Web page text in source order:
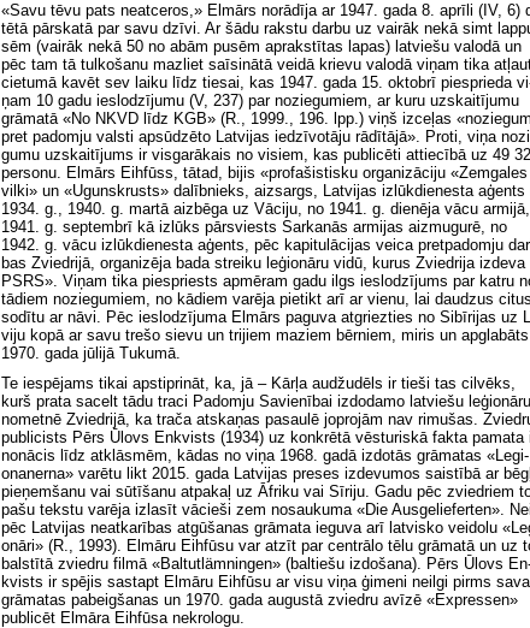
«Sa­vu tē­vu pats ne­at­ce­ros,» El­mārs no­rā­dī­ja ar 1947. ga­da 8. ap­rī­li (IV, 6)
tē­tā pār­ska­tā par sa­vu dzī­vi. Ar šā­du rak­stu dar­bu uz vai­rāk ne­kā simt
sēm (vai­rāk ne­kā 50 no abām pus­ēm ap­rak­stī­tas la­pas) lat­vie­šu va­lo­dā un
pēc tam tā tul­ko­ša­nu maz­liet sa­īsi­nā­tā vei­dā krie­vu va­lo­dā vi­ņam ti­ka
cie­tu­mā ka­vēt sev lai­ku līdz tie­sai, kas 1947. ga­da 15. ok­tob­rī pie­sprie­da
ņam 10 ga­du ie­slo­dzī­ju­mu (V, 237) par no­zie­gu­miem, ar ku­ru uz­skai­tī­ju­mu
grā­ma­tā «No NKVD līdz KGB» (R., 1999., 196. lpp.) viņš iz­ce­ļas
pret pa­dom­ju val­sti ap­sū­dzē­to Lat­vi­jas ie­dzī­vo­tā­ju rā­dī­tā­jā». Pro­ti, vi­ņa
gu­mu uz­skai­tī­jums ir vis­ga­rā­kais no vi­siem, kas pub­li­cē­ti at­tie­cī­bā uz 49
per­so­nu. El­mārs Eih­fūss, tā­tad, bi­jis «pro­fa­šis­tis­ku or­ga­ni­zā­ci­ju «Zem­ga­les
vil­ki» un «Uguns­krusts» da­līb­nieks, aiz­sargs, Lat­vi­jas iz­lūk­die­nes­ta aģents
1934. g., 1940. g. mar­tā aiz­bē­ga uz Vā­ci­ju, no 1941. g. die­nē­ja vā­cu ar­mi­jā,
1941. g. sep­tem­brī kā iz­lūks pār­sviests Sar­ka­nās ar­mi­jas aiz­mu­gu­rē, no
1942. g. vā­cu iz­lūk­die­nes­ta aģents, pēc ka­pi­tu­lā­ci­jas vei­ca pre­tpa­dom­ju
bas Zvied­ri­jā, or­ga­ni­zē­ja ba­da strei­ku le­ģi­onā­ru vi­dū, ku­rus Zvied­ri­ja iz­de­va
PSRS». Vi­ņam ti­ka pie­spriests ap­mē­ram ga­du ilgs ie­slo­dzī­jums par kat­ru
tā­diem no­zie­gu­miem, no kā­diem va­rē­ja pie­tikt arī ar vie­nu, lai dau­dzus ci­tus
so­dī­tu ar nā­vi. Pēc ie­slo­dzī­ju­ma El­mārs pa­gu­va at­griez­ties no Si­bī­ri­jas uz
vi­ju ko­pā ar sa­vu tre­šo sie­vu un tri­jiem ma­ziem bēr­niem, mi­ris un ap­gla­bāts
1970. ga­da jū­li­jā Tu­ku­mā.
Te ie­spē­jams ti­kai ap­stip­ri­nāt, ka, jā – Kār­ļa audžu­dēls ir tie­ši tas cil­vēks,
kurš pra­ta sa­celt tā­du tra­ci Pa­dom­ju Sa­vie­nī­bai iz­do­da­mo lat­vie­šu le­ģi­onā­ru
no­met­nē Zvied­ri­jā, ka tra­ča at­ska­ņas pa­sau­lē jo­pro­jām nav ri­mu­šas.
pub­li­cists Pērs Ūlovs En­kvists (1934) uz kon­krē­tā vēs­tu­ris­kā fak­ta pa­ma­ta
no­nā­cis līdz at­klās­mēm, kā­das no vi­ņa 1968. ga­dā iz­do­tās grā­ma­tas «Le­gi­
ona­ner­na» va­rē­tu likt 2015. ga­da Lat­vi­jas pre­ses iz­de­vu­mos sais­tī­bā ar
pie­ņem­ša­nu vai sū­tī­ša­nu at­pa­kaļ uz Āf­ri­ku vai Sī­ri­ju. Ga­du pēc zvied­riem
pa­šu tek­stu va­rē­ja iz­la­sīt vā­cie­ši zem no­sau­ku­ma «Die Aus­ge­lie­fer­ten».
pēc Lat­vi­jas ne­at­ka­rī­bas at­gū­ša­nas grā­ma­ta ie­gu­va arī lat­vis­ko vei­do­lu
onā­ri» (R., 1993). El­mā­ru Eih­fū­su var at­zīt par cen­trā­lo tē­lu grā­ma­tā un uz
bal­stī­tā zvied­ru fil­mā «Baltutlämningen» (bal­tie­šu iz­do­ša­na). Pērs Ūlovs
kvists ir spē­jis sa­stapt El­mā­ru Eih­fū­su ar vi­su vi­ņa ģi­me­ni ne­il­gi pirms
grā­ma­tas pa­beig­ša­nas un 1970. ga­da augus­tā zvied­ru avī­zē «Expressen»
pub­li­cēt El­mā­ra Eih­fū­sa nek­ro­lo­gu.